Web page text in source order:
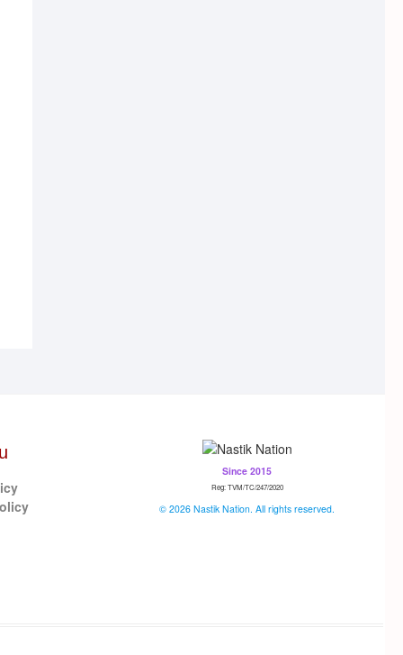
Since 2015
Reg: TVM/TC/247/2020
© 2026 Nastik Nation. All rights reserved.